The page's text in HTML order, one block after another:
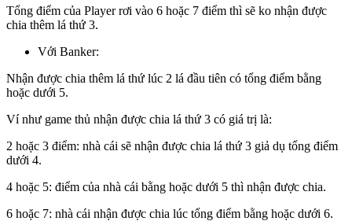
Tổng điểm của Player rơi vào 6 hoặc 7 điểm thì sẽ ko nhận được
chia thêm lá thứ 3.
Với Banker:
Nhận được chia thêm lá thứ lúc 2 lá đầu tiên có tổng điểm bằng
hoặc dưới 5.
Ví như game thủ nhận được chia lá thứ 3 có giá trị là:
2 hoặc 3 điểm: nhà cái sẽ nhận được chia lá thứ 3 giả dụ tổng điểm
dưới 4.
4 hoặc 5: điểm của nhà cái bằng hoặc dưới 5 thì nhận được chia.
6 hoặc 7: nhà cái nhận được chia lúc tổng điểm bằng hoặc dưới 6.